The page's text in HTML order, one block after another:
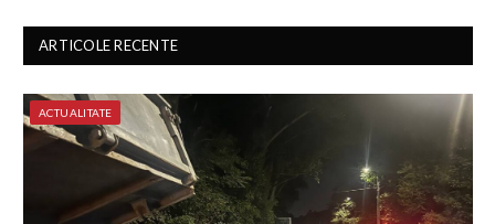
ARTICOLE RECENTE
ACTUALITATE